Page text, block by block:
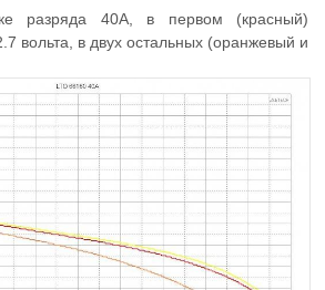
разряда 40А, в первом (красный)
вольта, в двух остальных (оранжевый и